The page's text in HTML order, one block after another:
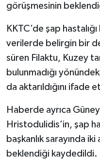
görüşmesinin
KKTC’de şap
verilerde belirgin bir
süren Filaktu, Kuzey
bulunmadığı
da aktarıldığını ifade
Haberde ayrıca
Hristodulidis’in, şap
başkanlık sarayında iki
beklendiği